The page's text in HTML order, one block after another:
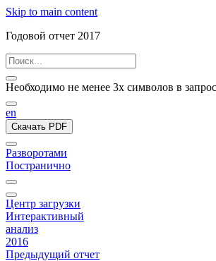
Skip to main content
Годовой отчет 2017
Необходимо не менее 3х символов в
en
Скачать PDF
Разворотами
Постранично
Центр загрузки
Интерактивный
анализ
2016
Предыдущий отчет